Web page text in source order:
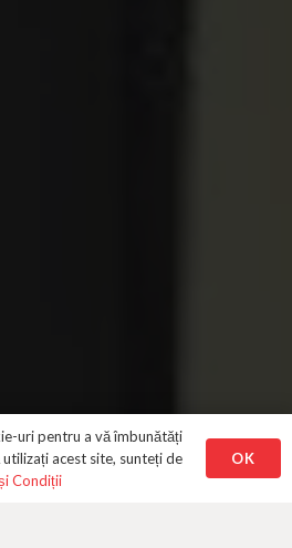
uri pentru a vă îmbunătăți
acest site, sunteți de
Condiții
OK